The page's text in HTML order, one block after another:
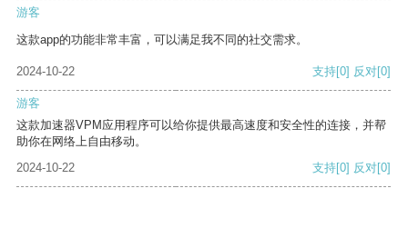
游客
这款app的功能非常丰富，可以满足我不同的社交需求。
2024-10-22 支持[0] 反对[0]
游客
这款加速器VPM应用程序可以给你提供最高速度和安全性的连接，并帮
助你在网络上自由移动。
2024-10-22
支持[0] 反对[0]